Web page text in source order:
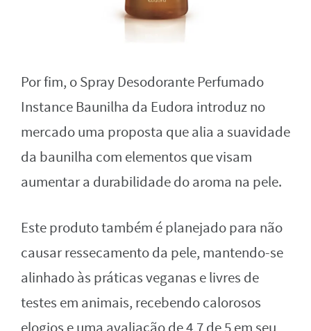
Por fim, o Spray Desodorante Perfumado
Instance Baunilha da Eudora introduz no
mercado uma proposta que alia a suavidade
da baunilha com elementos que visam
aumentar a durabilidade do aroma na pele.
Este produto também é planejado para não
causar ressecamento da pele, mantendo-se
alinhado às práticas veganas e livres de
testes em animais, recebendo calorosos